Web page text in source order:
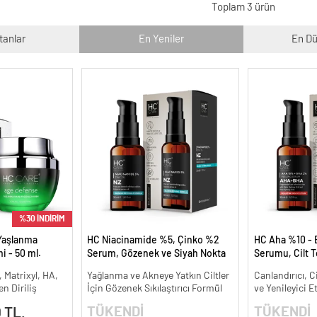
Toplam 3 ürün
En Yeniler En
%30 İNDİRİM
- 50 ml.
Matrixyl, HA,
Diriliş
TL.
HC Niacinamide %5, Çinko %2
Serum, Gözenek ve Siyah Nokta
- 30 ml.
Yağlanma ve Akneye Yatkın Ciltler
İçin Gözenek Sıkılaştırıcı Formül
TÜKENDİ
HC Aha %10
Serumu, Cilt
Canlandırıcı,
ve Yenileyici
TÜKENDİ